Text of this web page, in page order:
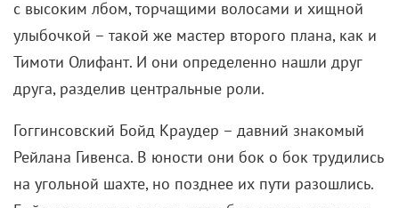
улыбочкой – такой же мастер второго плана, как и
Тимоти Олифант. И они определенно нашли друг
друга, разделив центральные роли.
Рейлана Гивенса. В юности они бок о бок трудились
на угольной шахте, но позднее их пути разошлись.
Бойд отслужил в армии, оттрубил срок в кутузке и